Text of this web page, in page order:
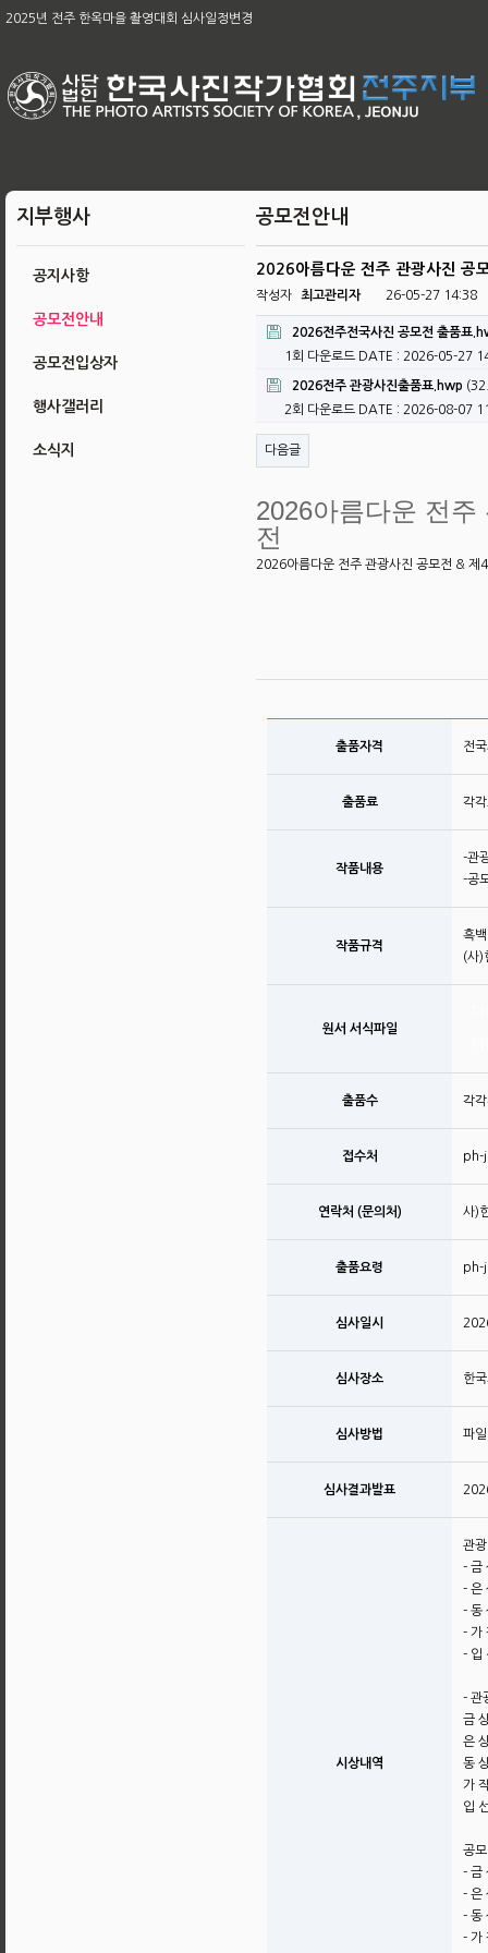
2025년 전주 한옥마을 촬영대회 심사일정변경
제58회 전북특별자치도 사진대전
제63회 전국회원작품 지상전 심사결과
[공지]2025 전주한옥마을촬영대회작품심사결과
지부행사
공지사항
공모전안내
공모전입상자
행사갤러리
소식지
공모전안내
2026아름다운 전주 관광사진 공
작성자 최고관리자 26-05-27 14:38
2026전주전국사진 공모전 출품표
1회 다운로드 DATE : 2026-05-27
2026전주 관광사진출품표.hwp
2회 다운로드 DATE : 2026-08-07
다음글
2026아름다운 전
전
2026아름다운 전주 관광사진 공모전 & 제
출품자격 전
출품료 각
작품내용
-관
-공
작품규격
흑
(사)
원서 서식파일
출품수 각
접수처 ph-
연락처 (문의처) 사)
출품요령 ph-
심사일시
심사장소 한
심사방법 파
심사결과발표
시상내역
관
- 금
- 은
- 동
- 가
- 입
- 관
금
은
동
가
입
공
- 금
- 은
- 동
- 가